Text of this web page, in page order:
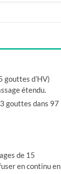
gouttes d’HV)
étendu.
gouttes dans 97
de 15
en continu en